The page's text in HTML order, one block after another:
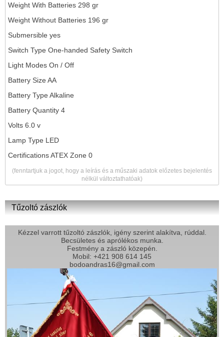
Tűzoltó zászlók
Kézzel varrott tűzoltó zászlók, igény szerint alakítva, rúddal.
Becsületes és aprólékos munka.
Festmény a zászló közepén.
Mobil: +421 908 614 145
bodoandras16@gmail.com
Weight With Batteries 298 gr
Weight Without Batteries 196 gr
Submersible yes
Switch Type One-handed Safety Switch
Light Modes On / Off
Battery Size AA
Battery Type Alkaline
Battery Quantity 4
Volts 6.0 v
Lamp Type LED
Certifications ATEX Zone 0
(fenntartjuk a jogot, hogy a leírás és a műszaki adatok előzetes bejelentés
nélkül változtathatóak)